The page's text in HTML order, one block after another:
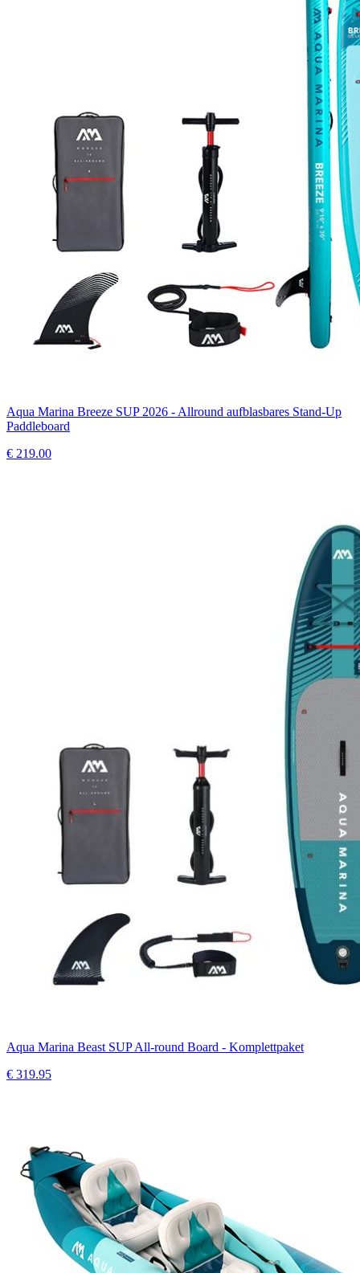
Aqua Marina Breeze SUP 2026 - Allround aufblasbares Stand-Up
Paddleboard
€ 219.00
Aqua Marina Beast SUP All-round Board - Komplettpaket
€ 319.95